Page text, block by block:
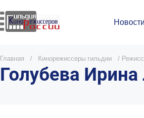
Новости
Главная / Кинорежиссеры гильдии /
Голубева